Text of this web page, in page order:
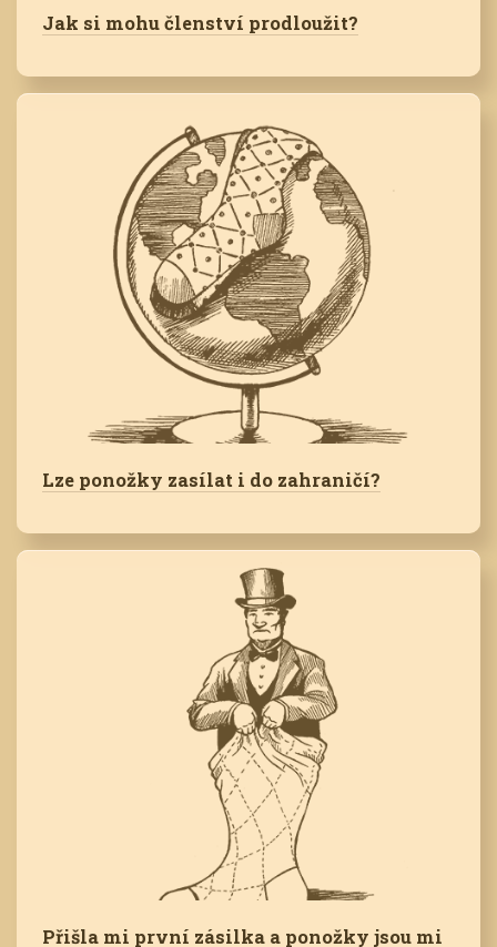
Jak si mohu členství prodloužit?
Lze ponožky zasílat i do zahraničí?
Přišla mi první zásilka a ponožky jsou mi